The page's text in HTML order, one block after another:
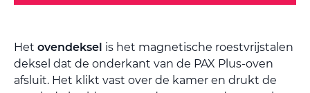
Het ovendeksel is het magnetische roestvrijstalen
deksel dat de onderkant van de PAX Plus-oven
afsluit. Het klikt vast over de kamer en drukt de